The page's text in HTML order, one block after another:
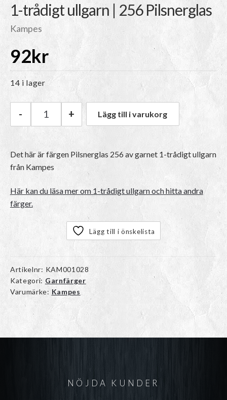
1-trådigt ullgarn | 256 Pilsnerglas
Kampes
92kr
14 i lager
Kampes 1-trådigt ullgarn | 256 Pilsnerglas
- + Lägg till i varukorg
Det här är färgen Pilsnerglas 256av garnet 1-trådigt ullgarn
från Kampes
Här kan du läsa mer om 1-trådigt ullgarn och hitta andra
färger.
Lägg till i önskelista
Artikelnr: KAM001028
Kategori: Garnfärger
Varumärke: Kampes
NÖJDA KUNDER